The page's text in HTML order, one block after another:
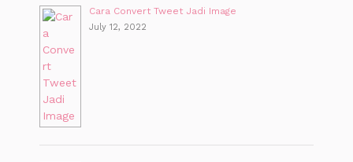
Cara Convert Tweet Jadi Image
July 12, 2022